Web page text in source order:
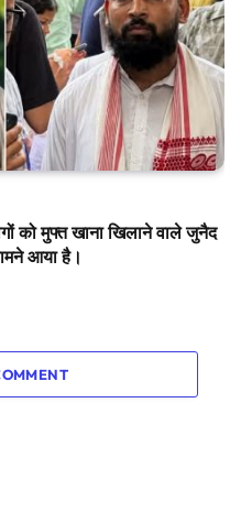
को मुफ्त खाना खिलाने वाले जुनैद
आया है।